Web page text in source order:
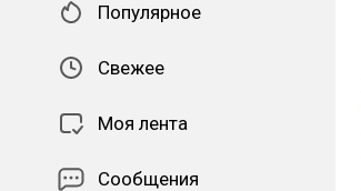
Популярное
Свежее
Моя лента
Сообщения